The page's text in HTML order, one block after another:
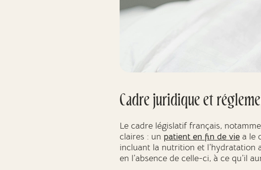
Cadre juridique et
Le cadre législatif français,
claires : un patient en fin de vie a le
incluant la nutrition et l’hydratation
en l’absence de celle-ci, à ce qu’il